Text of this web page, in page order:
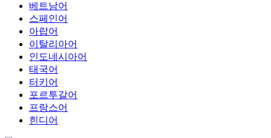
베트남어
스페인어
아랍어
이탈리아어
인도네시아어
태국어
터키어
포르투갈어
프랑스어
힌디어